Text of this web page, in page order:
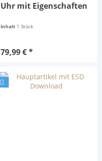
Uhr mit Eigenschaften
Inhalt 1 Stück
79,99 € *